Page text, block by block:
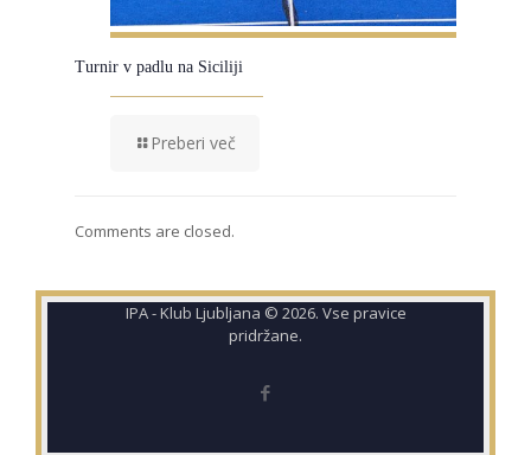
Turnir v padlu na Siciliji
Preberi več
Comments are closed.
IPA - Klub Ljubljana © 2026. Vse pravice
pridržane.